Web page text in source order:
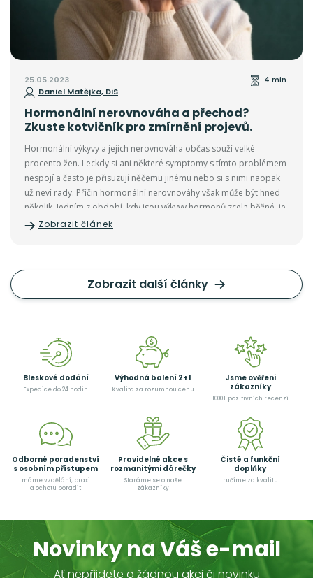
25.05.2023
Daniel Matějka, DiS
4 min.
Hormonální nerovnováha a přechod?
Zkuste kotvičník pro zmírnění projevů.
Hormonální výkyvy a jejich nerovnováha občas souží velké
procento žen. Leckdy si ani některé symptomy s tímto problémem
nespojí a často je přisuzují něčemu jinému nebo si s nimi naopak
už neví rady. Příčin hormonální nerovnováhy však může být hned
několik. Jedním z období, kdy jsou výkyvy hormonů zcela běžné, je
například přechod.
Zobrazit článek
Zobrazit další články
Bleskové dodání
Expedice do 24 hodin
Výhodná balení 2+1
Kvalita za rozumnou cenu
Jsme ověřeni
zákazníky
1000+ pozitivních recenzí
Odborné poradenství
s osobním přístupem
máme vzdělání, praxi
a ochotu poradit
Pravidelné akce s
rozmanitými dárečky
Staráme se o naše
zákazníky
Čisté a funkční
doplňky
ručíme za kvalitu
Novinky na Váš e-mail
Ať nepřijdete o žádnou akci či novinku